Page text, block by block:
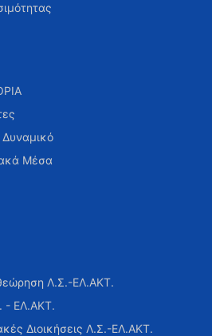
Μέσα
Λ.Σ.-ΕΛ.ΑΚΤ.
- ΕΛ.ΑΚΤ.
Διοικήσεις Λ.Σ.-ΕΛ.ΑΚΤ.